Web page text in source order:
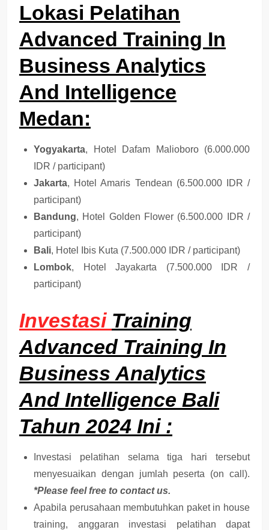
Lokasi Pelatihan
Advanced Training In
Business Analytics
And Intelligence
Medan:
Yogyakarta, Hotel Dafam Malioboro (6.000.000
IDR / participant)
Jakarta, Hotel Amaris Tendean (6.500.000 IDR /
participant)
Bandung, Hotel Golden Flower (6.500.000 IDR /
participant)
Bali, Hotel Ibis Kuta (7.500.000 IDR / participant)
Lombok, Hotel Jayakarta (7.500.000 IDR /
participant)
Investasi Training
Advanced Training In
Business Analytics
And Intelligence Bali
Tahun 2024 Ini :
Investasi pelatihan selama tiga hari tersebut
menyesuaikan dengan jumlah peserta (on call).
*Please feel free to contact us.
Apabila perusahaan membutuhkan paket in house
training, anggaran investasi pelatihan dapat